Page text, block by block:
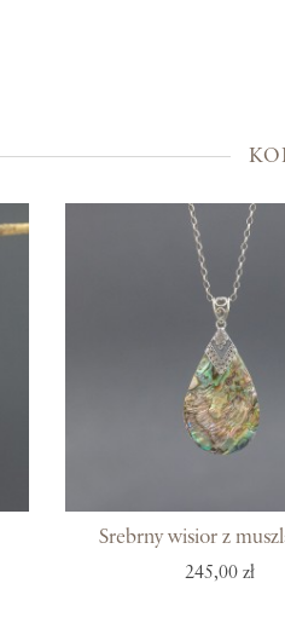
Srebrny wisior z
245,00 zł